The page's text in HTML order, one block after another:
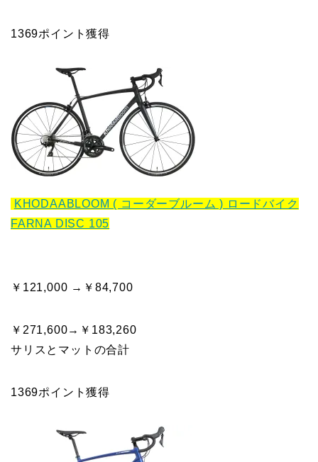
1369ポイント獲得
KHODAABLOOM ( コーダーブルーム ) ロードバイク
FARNA DISC 105
￥121,000 →￥84,700
￥271,600→￥183,260
サリスとマットの合計
1369ポイント獲得